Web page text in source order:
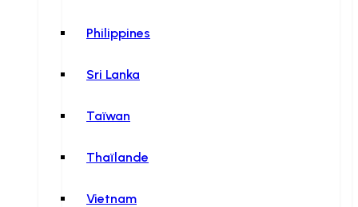
Philippines
Sri Lanka
Taïwan
Thaïlande
Vietnam